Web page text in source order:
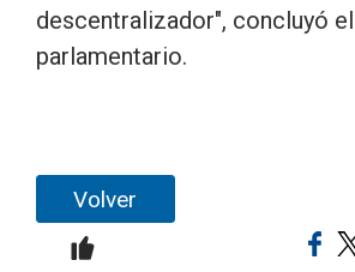
descentralizador", concluyó el
parlamentario.
Volver